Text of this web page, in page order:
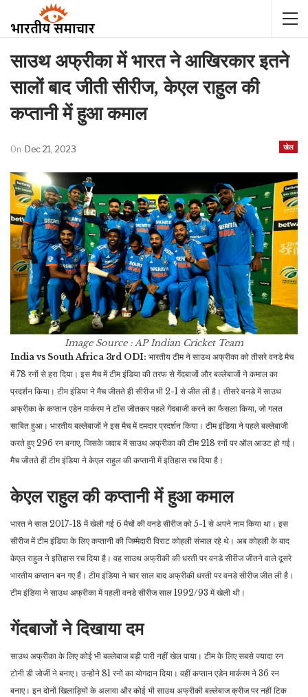
साउथ अफ्रीका में भारत ने आखिरकार इतने
सालों बाद जीती सीरीज, केएल राहुल की
कप्तानी में हुआ कमाल
खेल
On Dec 21, 2023
Image Source : APIndian Cricket Team
India vs South Africa 3rd ODI: भारतीय टीम ने साउथ अफ्रीका को तीसरे वनडे मैच
में 78 रनों से हरा दिया। इस मैच में टीम इंडिया की तरफ से गेंदबाजों और बल्लेबाजों ने कमाल का
प्रदर्शन किया। टीम इंडिया ने मैच जीतते ही सीरीज भी 2-1 से जीत ली है। तीसरे वनडे में साउथ
अफ्रीका के कप्तान एडेन मार्करम ने टॉस जीतकर पहले गेंदबाजी करने का फैसला किया, जो गलत
साबित हुआ। भारतीय बल्लेबाजों ने इस मैच में दमदार प्रदर्शन किया। टीम इंडिया ने पहले बल्लेबाजी
करते हुए 296 रन बनाए, जिसके जवाब में साउथ अफ्रीका की टीम 218 रनों पर ऑल आउट हो गई।
मैच जीतते ही टीम इंडिया ने केएल राहुल की कप्तानी में इतिहास रच दिया है।
केएल राहुल की कप्तानी में हुआ कमाल
भारत ने साल 2017-18 में खेली गई 6 मैचों की वनडे सीरीज को 5-1 से अपने नाम किया था। इस
सीरीज में टीम इंडिया के लिए कप्तानी की जिम्मेदारी विराट कोहली संभाल रहे थे। अब कोहली के बाद
केएल राहुल ने इतिहास रच दिया है। वह साउथ अफ्रीकी की धरती पर वनडे सीरीज जीतने वाले दूसरे
भारतीय कप्तान बन गए हैं। टीम इंडिया ने चार साल बाद अफ्रीकी धरती पर वनडे सीरीज जीत ली है।
टीम इंडिया ने साउथ अफ्रीका में पहली वनडे सीरीज साल 1992/93 में खेली थी।
गेंदबाजों ने दिखाया दम
साउथ अफ्रीका के लिए कोई भी बल्लेबाज बड़ी पारी नहीं खेल पाया। टीम के लिए सबसे ज्यादा रन
टोनी डी जोर्जी ने बनाए। उन्होंने 81 रनों का योगदान दिया। वहीं कप्तान एडेन मार्करम ने 36 रन
बनाए। इन दोनों खिलाड़ियों के अलावा और कोई भी साउथ अफ्रीकी बल्लेबाज क्रीज पर नहीं टिक